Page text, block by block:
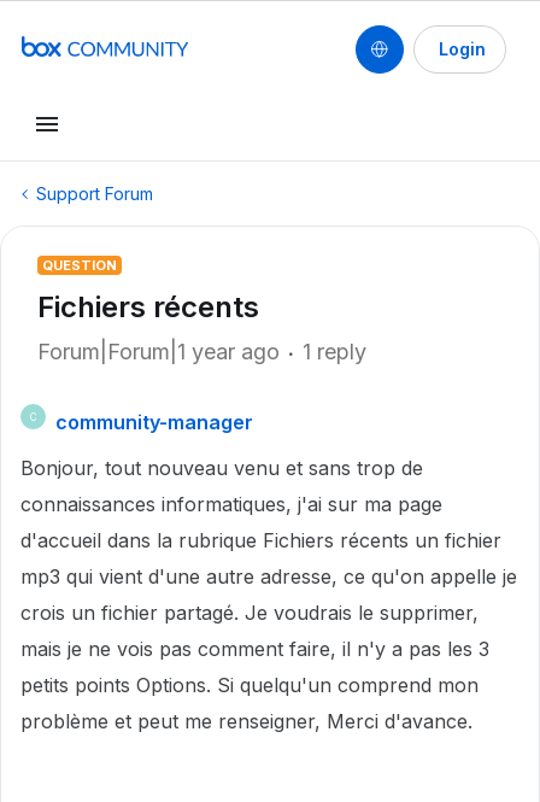
Login
Support Forum
QUESTION
Fichiers récents
Forum|Forum|1 year ago 1 reply
C
community-manager
Bonjour, tout nouveau venu et sans trop de
connaissances informatiques, j'ai sur ma page
d'accueil dans la rubrique Fichiers récents un fichier
mp3 qui vient d'une autre adresse, ce qu'on appelle je
crois un fichier partagé. Je voudrais le supprimer,
mais je ne vois pas comment faire, il n'y a pas les 3
petits points Options. Si quelqu'un comprend mon
problème et peut me renseigner, Merci d'avance.